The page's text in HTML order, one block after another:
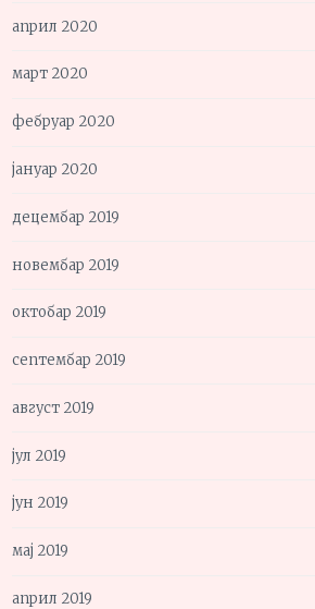
април 2020
март 2020
фебруар 2020
јануар 2020
децембар 2019
новембар 2019
октобар 2019
септембар 2019
август 2019
јул 2019
јун 2019
мај 2019
април 2019